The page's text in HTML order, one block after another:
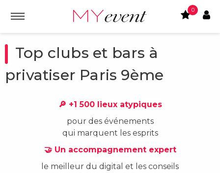
0
Top clubs et bars à
privatiser Paris 9ème
🔎 +1 500 lieux atypiques
pour des événements
qui marquent les esprits
🤝 Un accompagnement expert
le meilleur du digital et les conseils